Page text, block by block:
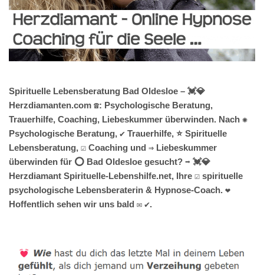
Spirituelle Lebensberatung Bad Oldesloe – 💓️💎
Herzdiamanten.com ☎️: Psychologische Beratung,
Trauerhilfe, Coaching, Liebeskummer überwinden. Nach ✺
Psychologische Beratung, ✔️ Trauerhilfe, ⭐ Spirituelle
Lebensberatung, ☑️ Coaching und ⇒ Liebeskummer
überwinden für ⭕ Bad Oldesloe gesucht? ➡️ 💓️💎
Herzdiamant Spirituelle-Lebenshilfe.net, Ihre ☑️ spirituelle
psychologische Lebensberaterin & Hypnose-Coach. ❤
Hoffentlich sehen wir uns bald ✉ ✔.